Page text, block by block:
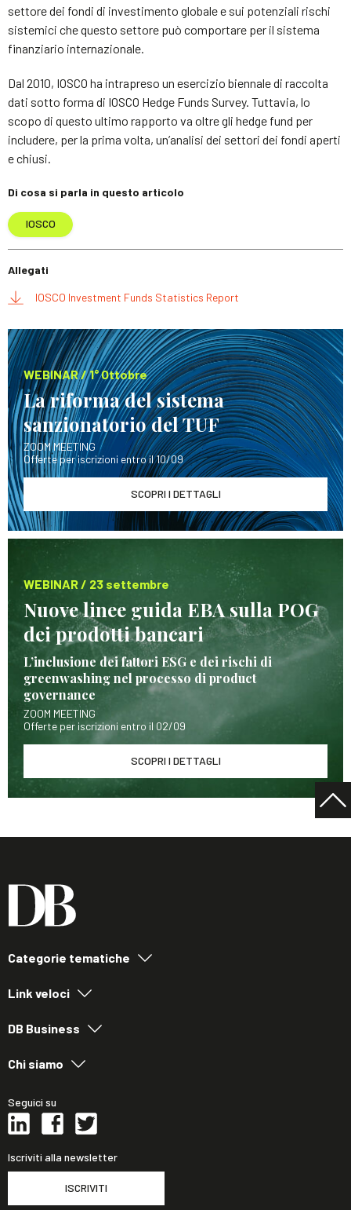
settore dei fondi di investimento globale e sui potenziali rischi
sistemici che questo settore può comportare per il sistema
finanziario internazionale.
Dal 2010, IOSCO ha intrapreso un esercizio biennale di raccolta
dati sotto forma di IOSCO Hedge Funds Survey. Tuttavia, lo
scopo di questo ultimo rapporto va oltre gli hedge fund per
includere, per la prima volta, un’analisi dei settori dei fondi aperti
e chiusi.
Di cosa si parla in questo articolo
IOSCO
Allegati
IOSCO Investment Funds Statistics Report
WEBINAR / 1° Ottobre
La riforma del sistema
sanzionatorio del TUF
ZOOM MEETING
Offerte per iscrizioni entro il 10/09
SCOPRI I DETTAGLI
WEBINAR / 23 settembre
Nuove linee guida EBA sulla POG
dei prodotti bancari
L’inclusione dei fattori ESG e dei rischi di
greenwashing nel processo di product
governance
ZOOM MEETING
Offerte per iscrizioni entro il 02/09
SCOPRI I DETTAGLI
Categorie tematiche
Link veloci
DB Business
Chi siamo
Seguici su
Iscriviti alla newsletter
ISCRIVITI